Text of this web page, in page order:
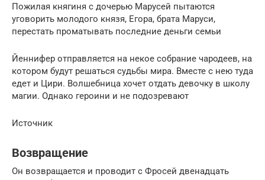
Пожилая княгиня с дочерью Марусей пытаются
уговорить молодого князя, Егора, брата Маруси,
перестать проматывать последние деньги семьи
Йеннифер отправляется на некое собрание чародеев, на
котором будут решаться судьбы мира. Вместе с нею туда
едет и Цири. Волшебница хочет отдать девочку в школу
магии. Однако героини и не подозревают
Источник
Возвращение
Он возвращается и проводит с Фросей двенадцать